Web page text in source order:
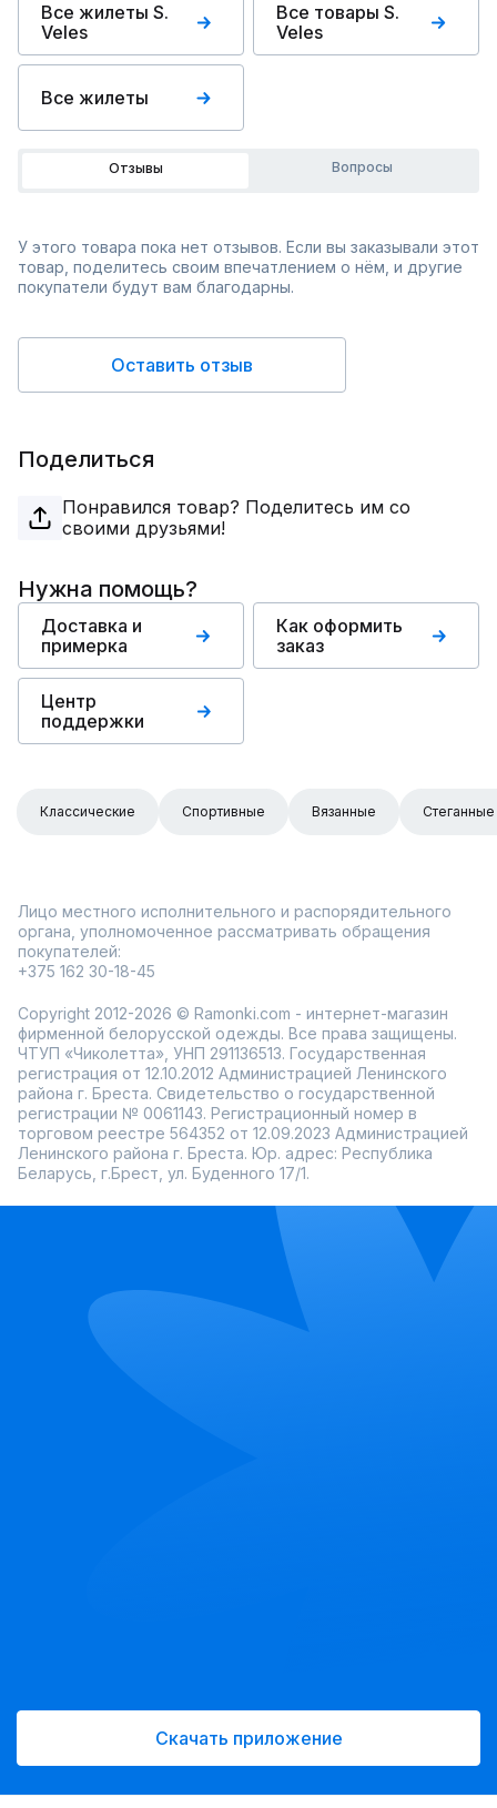
Все жилеты S.
Veles
Все товары S.
Veles
Все жилеты
Отзывы Вопросы
У этого товара пока нет отзывов. Если вы заказывали этот
товар, поделитесь своим впечатлением о нём, и другие
покупатели будут вам благодарны.
Оставить отзыв
Поделиться
Понравился товар? Поделитесь им со
своими друзьями!
Нужна помощь?
Доставка и
примерка
Как оформить
заказ
Центр
поддержки
Классические Спортивные Вязанные Стеганные
Лицо местного исполнительного и распорядительного
органа, уполномоченное рассматривать обращения
покупателей:
+375 162 30-18-45
Copyright 2012-2026 © Ramonki.com - интернет-магазин
фирменной белорусской одежды. Все права защищены.
ЧТУП «Чиколетта», УНП 291136513. Государственная
регистрация от 12.10.2012 Администрацией Ленинского
района г. Бреста. Свидетельство о государственной
регистрации № 0061143. Регистрационный номер в
торговом реестре 564352 от 12.09.2023 Администрацией
Ленинского района г. Бреста. Юр. адрес: Республика
Беларусь, г.Брест, ул. Буденного 17/1.
Скачать приложение